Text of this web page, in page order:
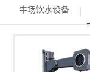
牛场饮水设备